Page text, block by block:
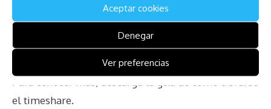
Aceptar cookies
Denegar
Ver preferencias
Descarga la Guía para Afectados
de Twin Oaks Villas
el timeshare.